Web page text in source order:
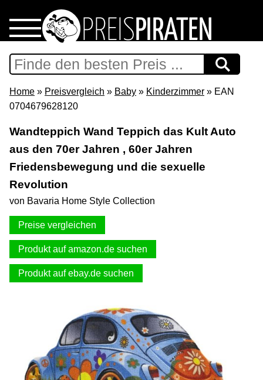
Home
Download
Support & Newsletter
Presse
Datenschutz
Impressum
Home » Preisvergleich » Baby » Kinderzimmer » EAN
0704679628120
Wandteppich Wand Teppich das Kult Auto
aus den 70er Jahren , 60er Jahren
Friedensbewegung und die sexuelle
Revolution
von Bavaria Home Style Collection
Preise vergleichen
Produkt auf amazon.de suchen
Produkt auf ebay.de suchen